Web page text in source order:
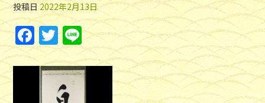
投稿日2022年2月13日
F
a
c
T
w
itt
er
Li
n
e